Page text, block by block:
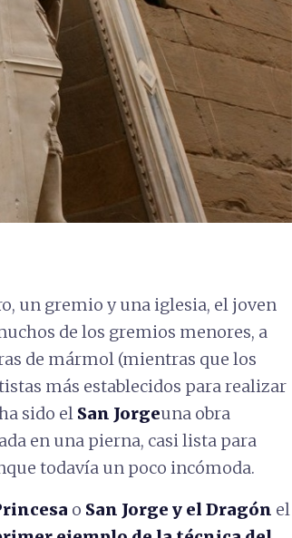
un gremio y una iglesia, el joven
de los gremios menores, a
de mármol (mientras que los
más establecidos para realizar
sido el San Jorgeuna obra
en una pierna, casi lista para
todavía un poco incómoda.
o San Jorge y el Dragón el